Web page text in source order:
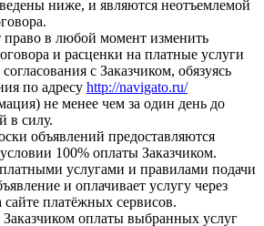
ниже, и являются неотъемлемой
право в любой момент изменить
и расценки на платные услуги
с Заказчиком, обязуясь
по адресу http://navigato.ru/
не менее чем за один день до
в силу.
объявлений предоставляются
100% оплаты Заказчиком.
услугами и правилами подачи
и оплачивает услугу через
платёжных сервисов.
оплаты выбранных услуг